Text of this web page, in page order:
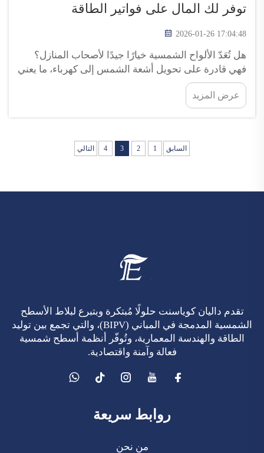
توفر لك المال على فواتير الطاقة
2026-01-26 17:04:48
هل تُعَدّ الألواح الشمسية خيارًا جيدًا لأصحاب المنازل؟
فهي قادرة على تحويل أشعة الشمس إلى كهرباء، ما يعني
دفع مبلغٍ أقل مقابل الطاقة المستمدة من الشبكة
الكهربائية. وبإمكانك التخلص من فواتير الكهرباء الشهرية
المرتفعة بدلًا من استخدام ال...
عرض المزيد
السابق 1
2
3
4 التالي
تقدم داليان كوياسنت حلولًا مُبتكرة وبتبرع لبلاط الأسطح
الشمسية المدمجة في المباني (BIPV)، والتي تجمع بين توليد
الطاقة والهندسة المعمارية، وتُوفّر أنظمة أسطح شمسية
فعالة وآمنة واقتصادية.
روابط سريعة
من نحن